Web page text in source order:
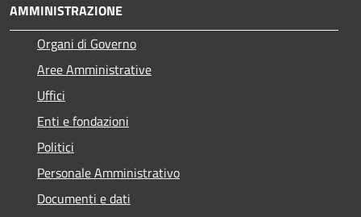
AMMINISTRAZIONE
Organi di Governo
Aree Amministrative
Uffici
Enti e fondazioni
Politici
Personale Amministrativo
Documenti e dati